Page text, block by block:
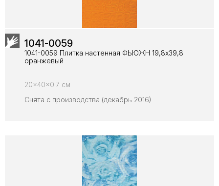
1041-0059
1041-0059 Плитка настенная ФЬЮЖН 19,8х39,8
оранжевый
20x40x0.7 см
Снята с производства (декабрь 2016)